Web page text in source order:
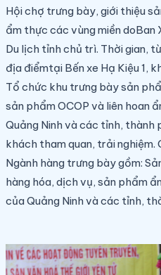
Hội chợ trưng bày, giới thiệu
ẩm thực các vùng miền doBan
Du lịch tỉnhchủ trì. Thời gian, t
địa điểmtại Bến xe Hạ Kiệu 1,
Tổ chức khu trưng bày sản
sản phẩm OCOP và liên hoan
Quảng Ninh và các tỉnh, thành
khách tham quan, trải nghiệm.
Ngành hàng trưng bày gồm:
hàng hóa, dịchvụ, sản phẩm
của Quảng Ninh và các tỉnh,